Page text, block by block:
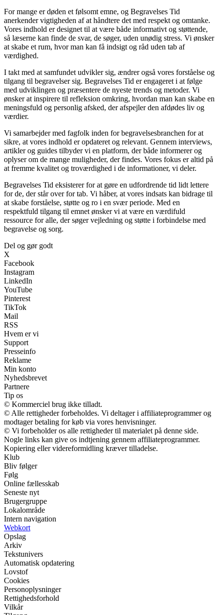
For mange er døden et følsomt emne, og Begravelses Tid
anerkender vigtigheden af at håndtere det med respekt og omtanke.
Vores indhold er designet til at være både informativt og støttende,
så læserne kan finde de svar, de søger, uden unødig stress. Vi ønsker
at skabe et rum, hvor man kan få indsigt og råd uden tab af
værdighed.
I takt med at samfundet udvikler sig, ændrer også vores forståelse og
tilgang til begravelser sig. Begravelses Tid er engageret i at følge
med udviklingen og præsentere de nyeste trends og metoder. Vi
ønsker at inspirere til refleksion omkring, hvordan man kan skabe en
meningsfuld og personlig afsked, der afspejler den afdødes liv og
værdier.
Vi samarbejder med fagfolk inden for begravelsesbranchen for at
sikre, at vores indhold er opdateret og relevant. Gennem interviews,
artikler og guides tilbyder vi en platform, der både informerer og
oplyser om de mange muligheder, der findes. Vores fokus er altid på
at fremme kvalitet og troværdighed i de informationer, vi deler.
Begravelses Tid eksisterer for at gøre en udfordrende tid lidt lettere
for de, der står over for tab. Vi håber, at vores indsats kan bidrage til
at skabe forståelse, støtte og ro i en svær periode. Med en
respektfuld tilgang til emnet ønsker vi at være en værdifuld
ressource for alle, der søger vejledning og støtte i forbindelse med
begravelse og sorg.
Del og gør godt
X
Facebook
Instagram
LinkedIn
YouTube
Pinterest
TikTok
Mail
RSS
Hvem er vi
Support
Presseinfo
Reklame
Min konto
Nyhedsbrevet
Partnere
Tip os
© Kommerciel brug ikke tilladt.
© Alle rettigheder forbeholdes. Vi deltager i affiliateprogrammer og
modtager betaling for køb via vores henvisninger.
© Vi forbeholder os alle rettigheder til materialet på denne side.
Nogle links kan give os indtjening gennem affiliateprogrammer.
Kopiering eller videreformidling kræver tilladelse.
Klub
Bliv følger
Følg
Online fællesskab
Seneste nyt
Brugergruppe
Lokalområde
Intern navigation
Webkort
Opslag
Arkiv
Tekstunivers
Automatisk opdatering
Lovstof
Cookies
Personoplysninger
Rettighedsforhold
Vilkår